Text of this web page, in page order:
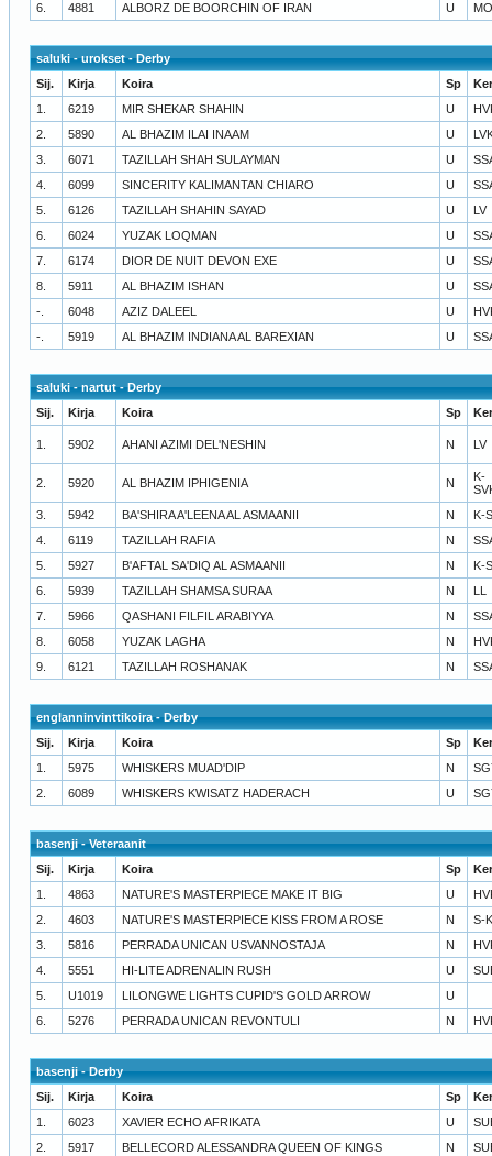
6.
4881 ALBORZ DE BOORCHIN OF IRAN U
saluki - urokset - Derby
Sij.
Kirja Koira Sp
1.
6219 MIR SHEKAR SHAHIN U
2.
5890 AL BHAZIM ILAI INAAM U
3.
6071 TAZILLAH SHAH SULAYMAN U
4.
6099 SINCERITY KALIMANTAN CHIARO U
5.
6126 TAZILLAH SHAHIN SAYAD U
LV
6.
6024 YUZAK LOQMAN U
7.
6174 DIOR DE NUIT DEVON EXE U
8.
5911 AL BHAZIM ISHAN U
-.
6048 AZIZ DALEEL U
-.
5919 AL BHAZIM INDIANA AL BAREXIAN U
saluki - nartut - Derby
Sij.
Kirja Koira Sp
1. 5902 AHANI AZIMI DEL'NESHIN N LV
2. 5920 AL BHAZIM IPHIGENIA N
K-
3.
5942 BA'SHIRA A'LEENA AL ASMAANII N
K-
4.
6119 TAZILLAH RAFIA N
5.
5927 B'AFTAL SA'DIQ AL ASMAANII N
K-
6.
5939 TAZILLAH SHAMSA SURAA N
LL
7.
5966 QASHANI FILFIL ARABIYYA N
8.
6058 YUZAK LAGHA N
9.
6121 TAZILLAH ROSHANAK N
englanninvinttikoira - Derby
Sij.
Kirja Koira Sp
1.
5975 WHISKERS MUAD'DIP N
2.
6089 WHISKERS KWISATZ HADERACH U
basenji - Veteraanit
Sij.
Kirja Koira Sp
1.
4863 NATURE'S MASTERPIECE MAKE IT BIG U
2.
4603 NATURE'S MASTERPIECE KISS FROM A ROSE N
S-
3.
5816 PERRADA UNICAN USVANNOSTAJA N
4.
5551 HI-LITE ADRENALIN RUSH U
5.
U1019 LILONGWE LIGHTS CUPID'S GOLD ARROW
U
6.
5276 PERRADA UNICAN REVONTULI N
basenji - Derby
Sij.
Kirja Koira Sp
1.
6023 XAVIER ECHO AFRIKATA U
2.
5917 BELLECORD ALESSANDRA QUEEN OF KINGS N